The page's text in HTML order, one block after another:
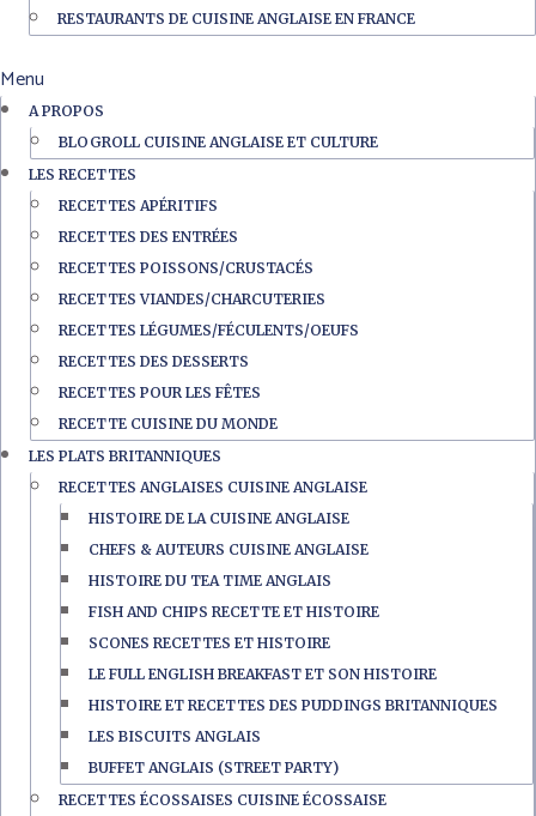
RESTAURANTS DE CUISINE ANGLAISE EN FRANCE
Menu
A PROPOS
BLOGROLL CUISINE ANGLAISE ET CULTURE
LES RECETTES
RECETTES APÉRITIFS
RECETTES DES ENTRÉES
RECETTES POISSONS/CRUSTACÉS
RECETTES VIANDES/CHARCUTERIES
RECETTES LÉGUMES/FÉCULENTS/OEUFS
RECETTES DES DESSERTS
RECETTES POUR LES FÊTES
RECETTE CUISINE DU MONDE
LES PLATS BRITANNIQUES
RECETTES ANGLAISES CUISINE ANGLAISE
HISTOIRE DE LA CUISINE ANGLAISE
CHEFS & AUTEURS CUISINE ANGLAISE
HISTOIRE DU TEA TIME ANGLAIS
FISH AND CHIPS RECETTE ET HISTOIRE
SCONES RECETTES ET HISTOIRE
LE FULL ENGLISH BREAKFAST ET SON HISTOIRE
HISTOIRE ET RECETTES DES PUDDINGS BRITANNIQUES
LES BISCUITS ANGLAIS
BUFFET ANGLAIS (STREET PARTY)
RECETTES ÉCOSSAISES CUISINE ÉCOSSAISE